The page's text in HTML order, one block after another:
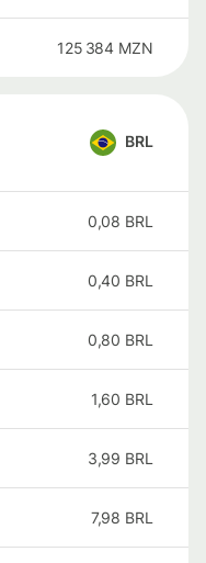
125 384 MZN
BRL
0,08 BRL
0,40 BRL
0,80 BRL
1,60 BRL
3,99 BRL
7,98 BRL